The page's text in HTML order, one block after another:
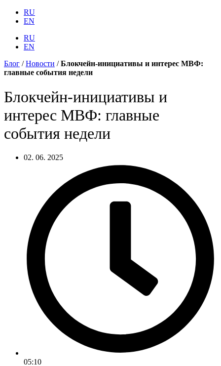
RU
EN
RU
EN
Блог /Новости /Блокчейн-инициативы и интерес МВФ:
главные события недели
Блокчейн-инициативы и
интерес МВФ: главные
события недели
02. 06. 2025
05:10